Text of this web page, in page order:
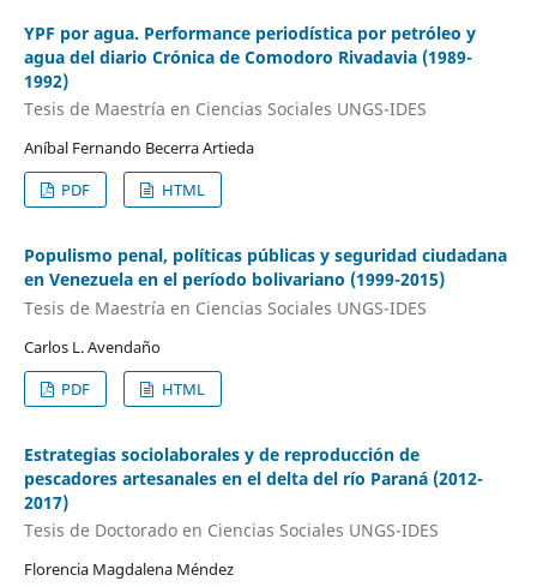
YPF por agua. Performance periodística por petróleo y
agua del diario Crónica de Comodoro Rivadavia (1989-
1992)
Tesis de Maestría en Ciencias Sociales UNGS-IDES
Aníbal Fernando Becerra Artieda
PDF
HTML
Populismo penal, políticas públicas y seguridad ciudadana
en Venezuela en el período bolivariano (1999-2015)
Tesis de Maestría en Ciencias Sociales UNGS-IDES
Carlos L. Avendaño
PDF
HTML
Estrategias sociolaborales y de reproducción de
pescadores artesanales en el delta del río Paraná (2012-
2017)
Tesis de Doctorado en Ciencias Sociales UNGS-IDES
Florencia Magdalena Méndez